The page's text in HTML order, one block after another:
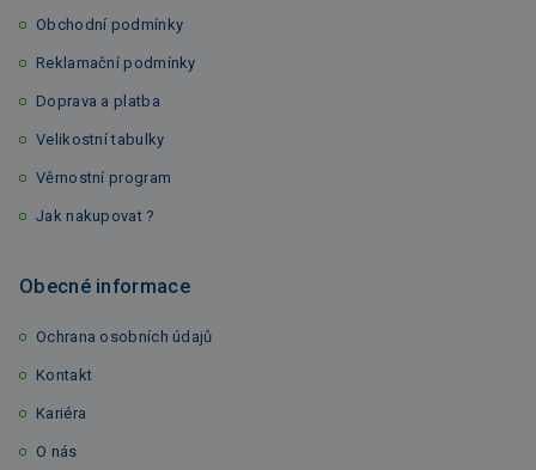
Obchodní podmínky
Reklamační podmínky
Doprava a platba
Velikostní tabulky
Věrnostní program
Jak nakupovat ?
Obecné informace
Ochrana osobních údajů
Kontakt
Kariéra
O nás